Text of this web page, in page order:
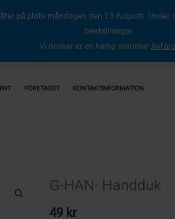
på plats måndagen den 13 Augusti.
beställningar.
Vi önskar er en härlig sommar
FÖRETAGET KONTAKTINFORMATION
G-HAN- Handduk
49 kr